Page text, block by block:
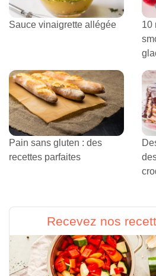
Sauce vinaigrette allégée
10
Pain sans gluten : des
recettes parfaites
Recevez nos